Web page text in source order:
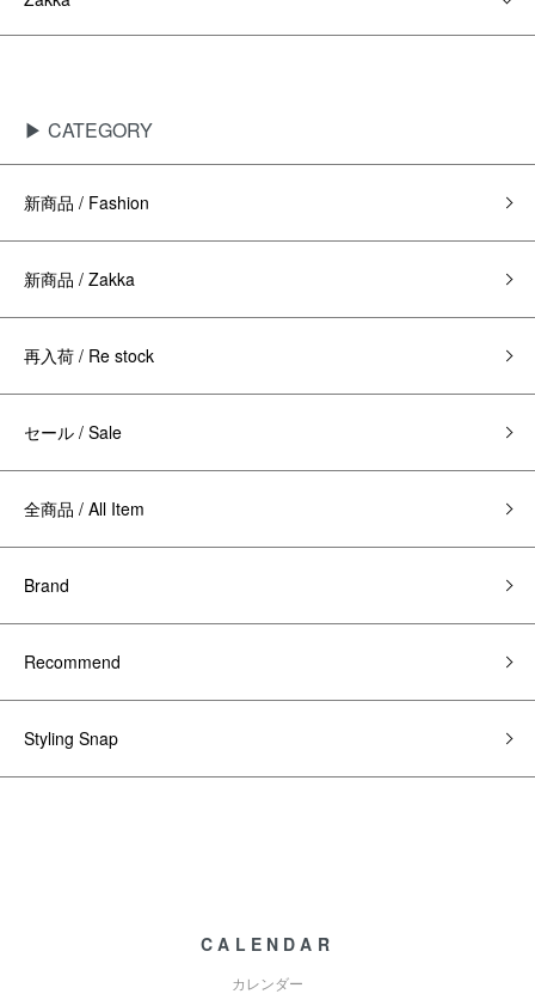
▶ CATEGORY
新商品 / Fashion
新商品 / Zakka
再入荷 / Re stock
セール / Sale
全商品 / All Item
Brand
Recommend
Styling Snap
CALENDAR
カレンダー